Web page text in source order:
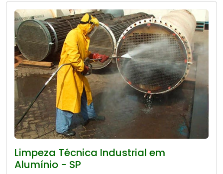
Limpeza Técnica Industrial em
Alumínio - SP